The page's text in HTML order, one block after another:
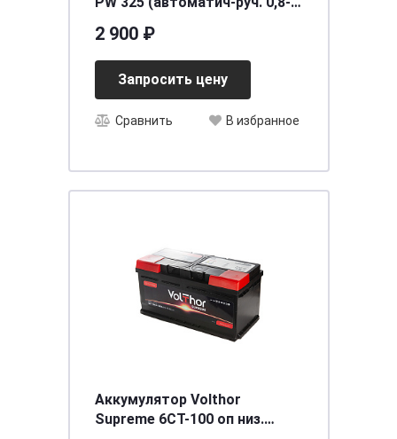
2 900 ₽
Запросить цену
Сравнить В избранное
Аккумулятор Volthor
Supreme 6СТ-100 оп низ.